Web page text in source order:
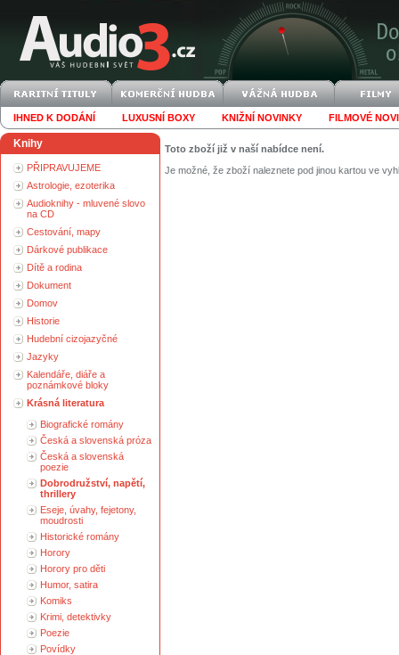
IHNED K DODÁNÍ LUXUSNÍ BOXY KNIŽNÍ NOVINKY FILMOVÉ
Knihy
PŘIPRAVUJEME
Astrologie, ezoterika
Audioknihy - mluvené slovo
na CD
Cestování, mapy
Dárkové publikace
Dítě a rodina
Dokument
Domov
Historie
Hudební cizojazyčné
Jazyky
Kalendáře, diáře a
poznámkové bloky
Krásná literatura
Biografické romány
Česká a slovenská próza
Česká a slovenská
poezie
Dobrodružství, napětí,
thrillery
Eseje, úvahy, fejetony,
moudrosti
Historické romány
Horory
Horory pro děti
Humor, satira
Komiks
Krimi, detektivky
Poezie
Povídky
Toto zboží již v naší nabídce není.
Je možné, že zboží naleznete pod jinou kartou ve